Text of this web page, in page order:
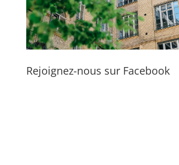
Rejoignez-nous sur Facebook